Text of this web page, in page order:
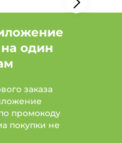
один
заказа
промокоду
покупки не